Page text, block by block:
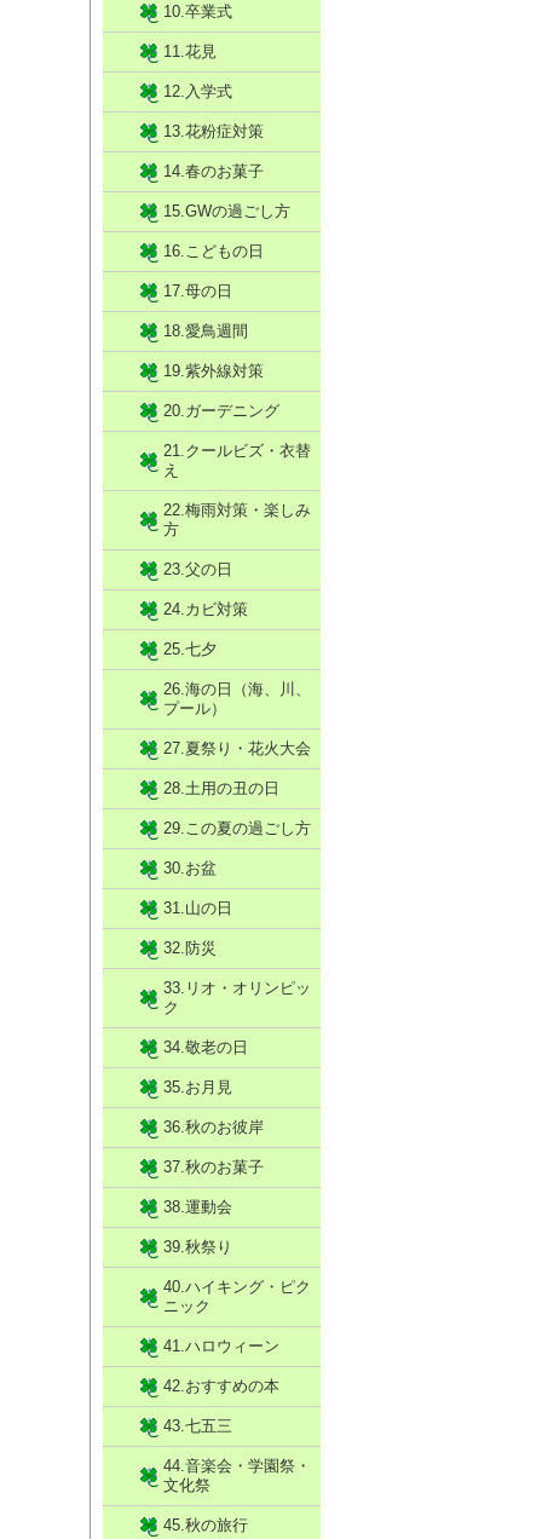
10.卒業式
11.花見
12.入学式
13.花粉症対策
14.春のお菓子
15.GWの過ごし方
16.こどもの日
17.母の日
18.愛鳥週間
19.紫外線対策
20.ガーデニング
21.クールビズ・衣替
え
22.梅雨対策・楽しみ
方
23.父の日
24.カビ対策
25.七夕
26.海の日（海、川、
プール）
27.夏祭り・花火大会
28.土用の丑の日
29.この夏の過ごし方
30.お盆
31.山の日
32.防災
33.リオ・オリンピッ
ク
34.敬老の日
35.お月見
36.秋のお彼岸
37.秋のお菓子
38.運動会
39.秋祭り
40.ハイキング・ピク
ニック
41.ハロウィーン
42.おすすめの本
43.七五三
44.音楽会・学園祭・
文化祭
45.秋の旅行